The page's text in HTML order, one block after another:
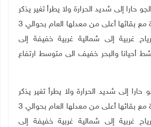
حارا إلى شديد الحرارة ولا يطرأ تغير يذكر
مع بقائها أعلى من معدلها العام بحوالي 3
غربية إلى شمالية غربية خفيفة إلى
أحيانا والبحر خفيف الى متوسط ارتفاع
حارا إلى شديد الحرارة ولا يطرأ تغير يذكر
مع بقائها أعلى من معدلها العام بحوالي 3
غربية إلى شمالية غربية خفيفة إلى